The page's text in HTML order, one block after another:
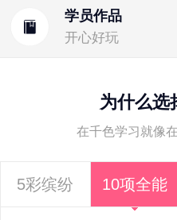
学员作品
开心好玩
为什么选
在千色学习就像
5彩缤纷 10项全能